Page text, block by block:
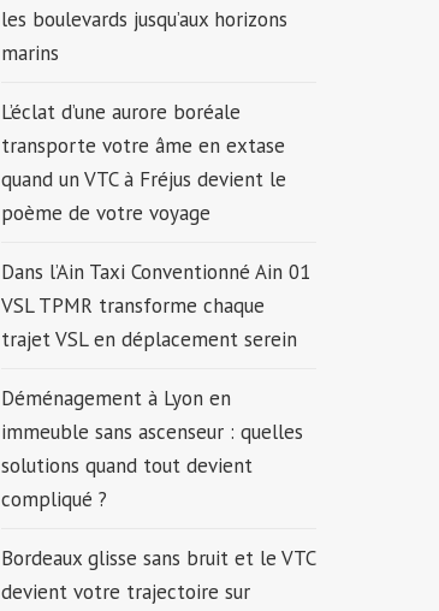
les boulevards jusqu’aux horizons
marins
L’éclat d’une aurore boréale
transporte votre âme en extase
quand un VTC à Fréjus devient le
poème de votre voyage
Dans l’Ain Taxi Conventionné Ain 01
VSL TPMR transforme chaque
trajet VSL en déplacement serein
Déménagement à Lyon en
immeuble sans ascenseur : quelles
solutions quand tout devient
compliqué ?
Bordeaux glisse sans bruit et le VTC
devient votre trajectoire sur